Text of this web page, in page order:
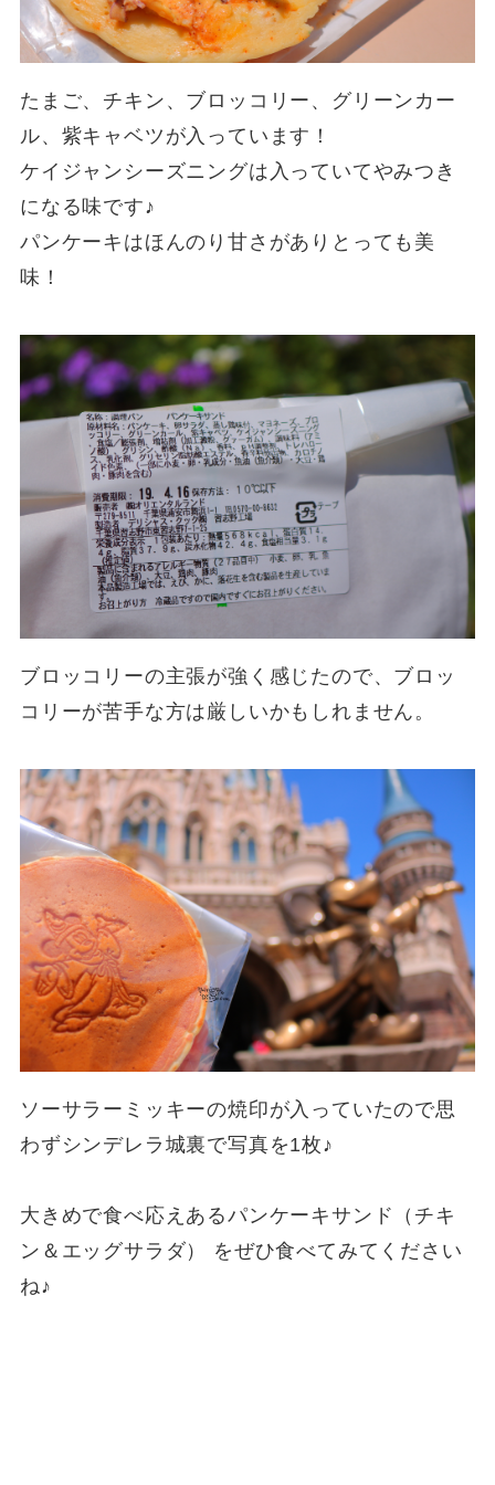
たまご、チキン、ブロッコリー、グリーンカー
ル、紫キャベツが入っています！
ケイジャンシーズニングは入っていてやみつき
になる味です♪
パンケーキはほんのり甘さがありとっても美
味！
ブロッコリーの主張が強く感じたので、ブロッ
コリーが苦手な方は厳しいかもしれません。
ソーサラーミッキーの焼印が入っていたので思
わずシンデレラ城裏で写真を1枚♪
大きめで食べ応えあるパンケーキサンド（チキ
ン＆エッグサラダ） をぜひ食べてみてください
ね♪